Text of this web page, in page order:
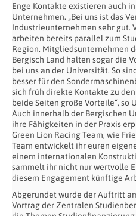
Enge Kontakte existieren auch
Unternehmen. „Bei uns ist das
Industrieunternehmen sehr gut.
arbeiten bereits parallel zum
Region. Mitgliedsunternehmen
Bergisch Land halten sogar die
bei uns an der Universität. So
besser für den
sich früh direkte Kontakte zu
beide Seiten große Vorteile“, so
Auch innerhalb der Bergischen
ihre Fähigkeiten in der Praxis
Green Lion Racing Team, wie
Team entwickelt ihr euren
einem internationalen
sammelt ihr nicht nur wertvolle
diesem Engagement künftige
Abgerundet wurde der Auftritt
Vortrag der Zentralen